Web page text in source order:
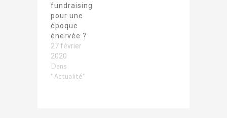
fundraising
pour une
époque
énervée ?
27 février
2020
Dans
"Actualité"